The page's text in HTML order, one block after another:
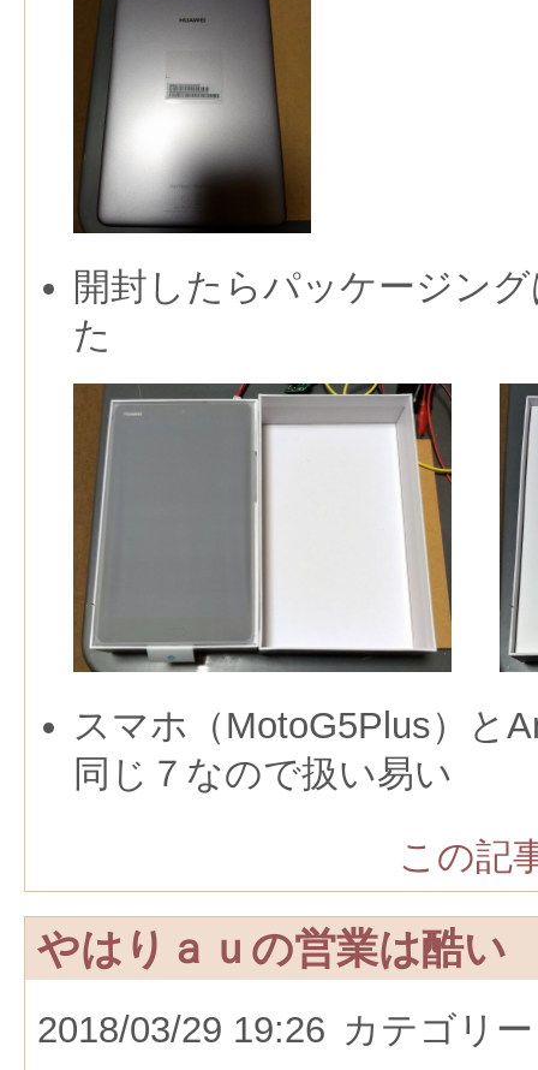
開封したらパッケージン
た
スマホ（MotoG5Plus）と
同じ７なので扱い易い
この記
やはりａｕの営業は酷い
2018/03/29 19:26 カテゴリ